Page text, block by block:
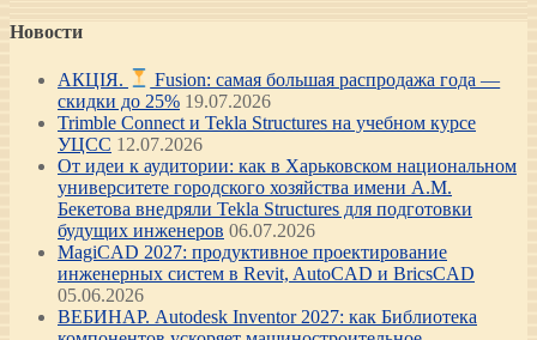
Новости
АКЦІЯ.
Fusion: самая большая распродажа года —
скидки до 25% 19.07.2026
Trimble Connect и Tekla Structures на учебном курсе
УЦСС 12.07.2026
От идеи к аудитории: как в Харьковском национальном
университете городского хозяйства имени А.М.
Бекетова внедряли Tekla Structures для подготовки
будущих инженеров 06.07.2026
MagiCAD 2027: продуктивное проектирование
инженерных систем в Revit, AutoCAD и BricsCAD
05.06.2026
ВЕБИНАР. Autodesk Inventor 2027: как Библиотека